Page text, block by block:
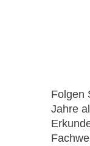
Folgen
Jahre